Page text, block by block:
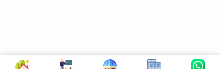
Copyright © 2026 A r Carrier Point Powered by Sumit Sir